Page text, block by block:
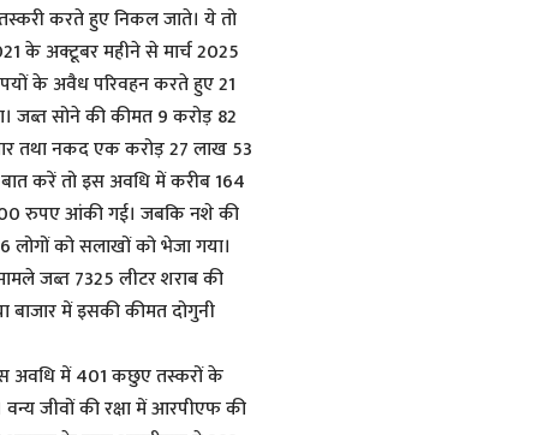
करते हुए निकल जाते। ये तो
के अक्टूबर महीने से मार्च 2025
के अवैध परिवहन करते हुए 21
जब्त सोने की कीमत 9 करोड़ 82
तथा नकद एक करोड़ 27 लाख 53
करें तो इस अवधि में करीब 164
900 रुपए आंकी गई। जबकि नशे की
लोगों को सलाखों को भेजा गया।
जब्त 7325 लीटर शराब की
में इसकी कीमत दोगुनी
अवधि में 401 कछुए तस्करों के
जीवों की रक्षा में आरपीएफ की